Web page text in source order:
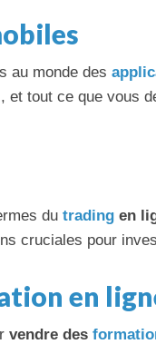
au monde des
et tout ce que vous
du trading en
cruciales pour
en
vendre des